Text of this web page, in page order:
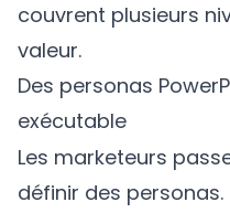
couvrent plusieurs
valeur.
Des personas
exécutable
Les marketeurs
définir des